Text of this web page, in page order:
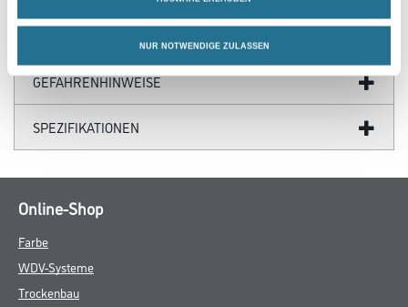
NUR NOTWENDIGE ZULASSEN
GEFAHRENHINWEISE
SPEZIFIKATIONEN
Online-Shop
Farbe
WDV-Systeme
Trockenbau